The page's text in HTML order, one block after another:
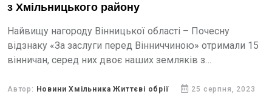
з Хмільницького району
Найвищу нагороду Вінницької області – Почесну
відзнаку «За заслуги перед Вінниччиною» отримали 15
вінничан, серед них двоє наших земляків з
Автор: Новини Хмільника Життєві обрії 25 серпня, 2023